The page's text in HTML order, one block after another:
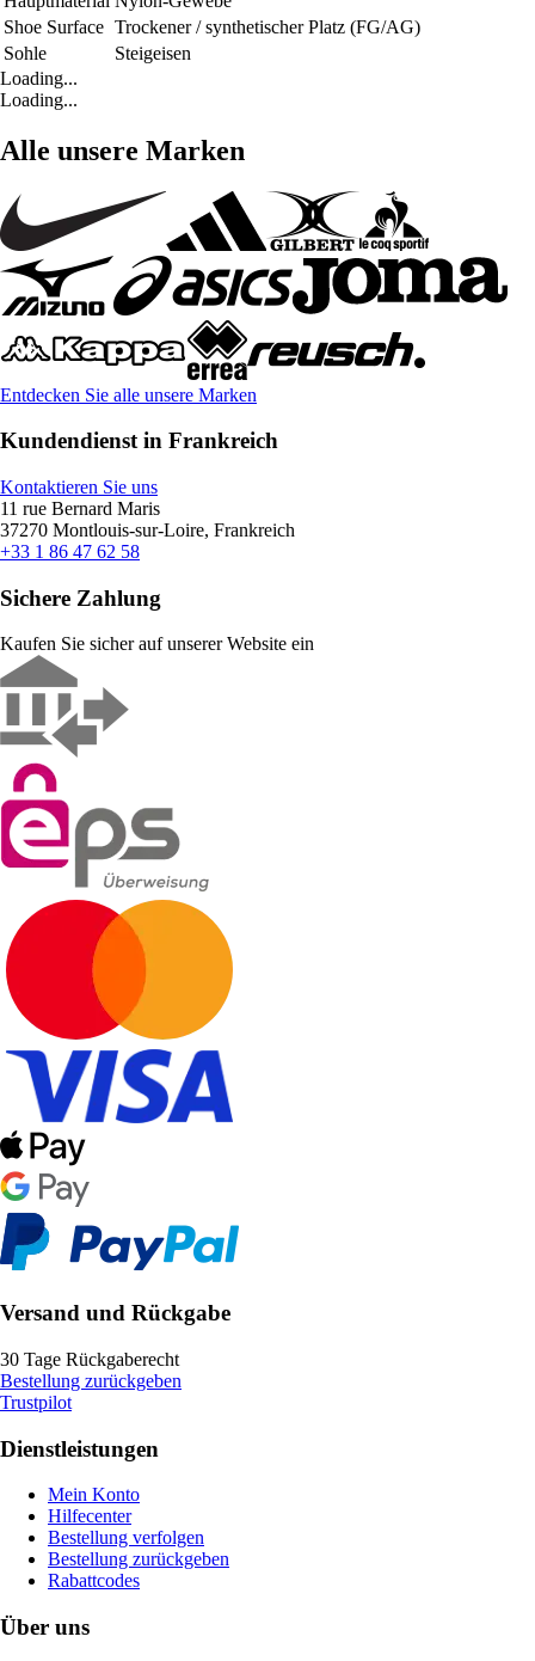
Shoe Surface Trockener / synthetischer Platz (FG/AG)
Sohle
Steigeisen
Loading...
Loading...
Alle unsere Marken
Entdecken Sie alle unsere Marken
Kundendienst in Frankreich
Kontaktieren Sie uns
11 rue Bernard Maris
37270 Montlouis-sur-Loire, Frankreich
+33 1 86 47 62 58
Sichere Zahlung
Kaufen Sie sicher auf unserer Website ein
Versand und Rückgabe
30 Tage Rückgaberecht
Bestellung zurückgeben
Trustpilot
Dienstleistungen
Mein Konto
Hilfecenter
Bestellung verfolgen
Bestellung zurückgeben
Rabattcodes
Über uns